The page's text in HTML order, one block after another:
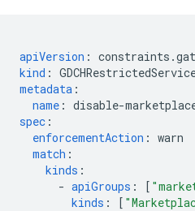
apiVersion :
kind :
metadata :
name : disable-
spec :
enforcementAction : warn
match :
kinds :
- apiGroups : [
kinds : [